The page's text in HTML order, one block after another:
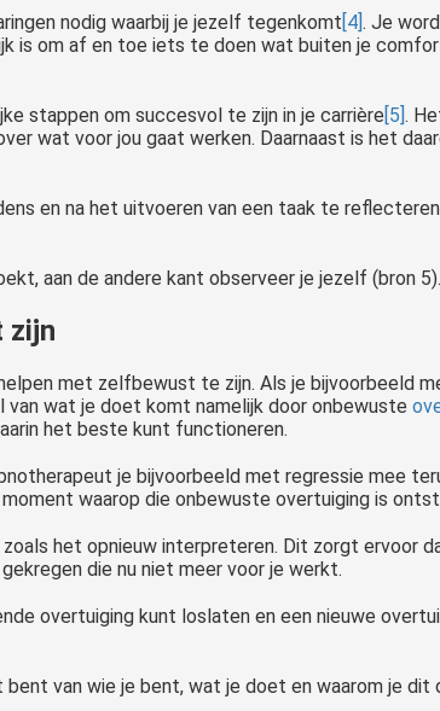
nodig waarbij je jezelf tegenkomt[4]. Je
is om af en toe iets te doen wat buiten je
stappen om succesvol te zijn in je carrière[5].
wat voor jou gaat werken. Daarnaast is het
en na het uitvoeren van een taak te
aan de andere kant observeer je jezelf (bron
zijn
met zelfbewust te zijn. Als je bijvoorbeeld
wat je doet komt namelijk door onbewuste
het beste kunt functioneren.
je bijvoorbeeld met regressie mee
waarop die onbewuste overtuiging is
het opnieuw interpreteren. Dit zorgt ervoor
die nu niet meer voor je werkt.
overtuiging kunt loslaten en een nieuwe
van wie je bent, wat je doet en waarom je